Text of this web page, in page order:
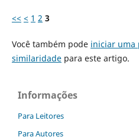
<< < 1 2 3
Você também pode iniciar uma
similaridadepara este artigo.
Informações
Para Leitores
Para Autores